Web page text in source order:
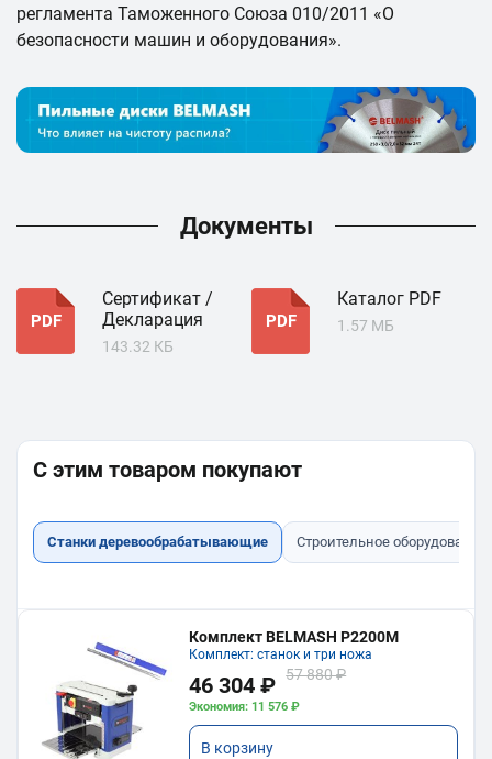
регламента Таможенного Союза 010/2011 «О
безопасности машин и оборудования».
Документы
PDF
Сертификат /
Декларация
143.32 КБ
PDF
Каталог PDF
1.57 МБ
С этим товаром покупают
Станки деревообрабатывающие Строительное оборудование
Комплект BELMASH P2200M
Комплект: станок и три ножа
46 304 ₽ 57 880 ₽
Экономия: 11 576 ₽
В корзину